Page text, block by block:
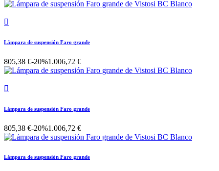

Lámpara de suspensión Faro grande
805,38 €-20%1.006,72 €

Lámpara de suspensión Faro grande
805,38 €-20%1.006,72 €
Lámpara de suspensión Faro grande